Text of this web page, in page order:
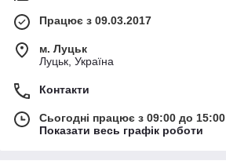
Працює з 09.03.2017
м. Луцьк
Луцьк, Україна
Контакти
Сьогодні працює з 09:00 до 15:00
Показати весь графік роботи